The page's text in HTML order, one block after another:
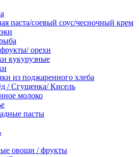
паста/соевый соус/чесночный крем
орехи
кукурузные
из поджаренного хлеба
/ Сгущенка/ Кисель
молоко
пасты
овощи / фрукты